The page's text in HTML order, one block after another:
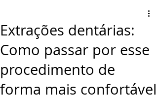
Extrações dentárias:
Como passar por esse
procedimento de
forma mais confortável